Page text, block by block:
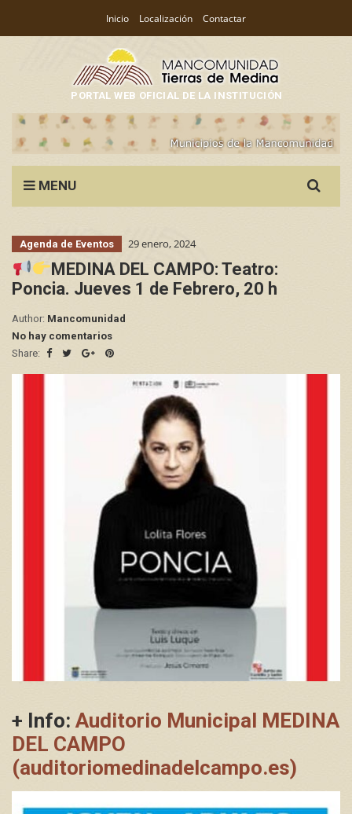
Inicio Localización Contactar
PORTAL WEB OFICIAL DE LA INSTITUCIÓN
MENU
for:
Agenda de Eventos 29 enero, 2024
MEDINA DEL CAMPO: Teatro:
Poncia. Jueves 1 de Febrero, 20 h
Author: Mancomunidad
No hay comentarios
Share:
+ Info: Auditorio Municipal MEDINA
DEL CAMPO
(auditoriomedinadelcampo.es)